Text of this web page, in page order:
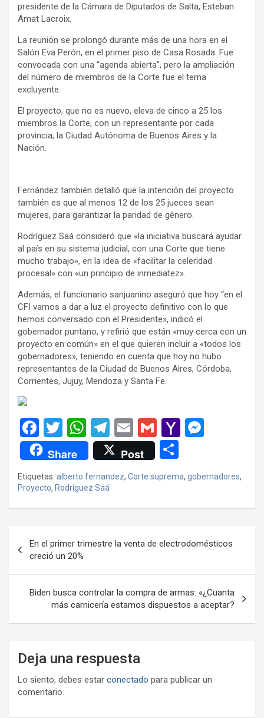
presidente de la Cámara de Diputados de Salta, Esteban
Amat Lacroix.
La reunión se prolongó durante más de una hora en el
Salón Eva Perón, en el primer piso de Casa Rosada. Fue
convocada con una “agenda abierta”, pero la ampliación
del número de miembros de la Corte fue el tema
excluyente.
El proyecto, que no es nuevo, eleva de cinco a 25 los
miembros la Corte, con un representante por cada
provincia, la Ciudad Autónoma de Buenos Aires y la
Nación.
Fernández también detalló que la intención del proyecto
también es que al menos 12 de los 25 jueces sean
mujeres, para garantizar la paridad de género.
Rodríguez Saá consideró que «la iniciativa buscará ayudar
al país en su sistema judicial, con una Corte que tiene
mucho trabajo», en la idea de «facilitar la celeridad
procesal» con «un principio de inmediatez».
Además, el funcionario sanjuanino aseguró que hoy “en el
CFI vamos a dar a luz el proyecto definitivo con lo que
hemos conversado con el Presidente», indicó el
gobernador puntano, y refirió que están «muy cerca con un
proyecto en común» en el que quieren incluir a «todos los
gobernadores», teniendo en cuenta que hoy no hubo
representantes de la Ciudad de Buenos Aires, Córdoba,
Corrientes, Jujuy, Mendoza y Santa Fe.
F
a
ce
b
o
k
T
wi
tt
er
W
h
at
s
A
p
T
el
e
gr
a
E
m
ail
G
m
ail
Y
o
o
ail
n
g
Share Post
m
p
tir
Etiquetas: alberto fernandez, Corte suprema, gobernadores,
Proyecto, Rodríguez Saá
de
entradas
En el primer trimestre la venta de electrodomésticos
creció un 20%
Biden busca controlar la compra de armas: «¿Cuanta
más carnicería estamos dispuestos a aceptar?
Deja una respuesta
Lo siento, debes estar conectado para publicar un
comentario.